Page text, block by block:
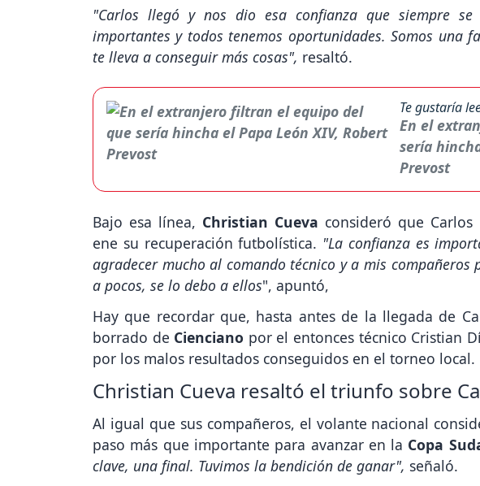
"Carlos llegó y nos dio esa confianza que siempre
importantes y todos tenemos oportunidades. Somos una
te lleva a conseguir más cosas", resaltó.
Te gustaría
En el
sería
Prevost
Bajo esa línea, Christian Cueva consideró que
ene su recuperación futbolística. "La confianza es
agradecer mucho al comando técnico y a mis compañeros
a pocos, se lo debo a ellos", apuntó,
Hay que recordar que, hasta antes de la llegada de
borrado de Cienciano por el entonces técnico Cristian
por los malos resultados conseguidos en el torneo local.
Christian Cueva resaltó el triunfo sobre
Al igual que sus compañeros, el volante nacional
paso más que importante para avanzar en la Copa
clave, una final. Tuvimos la bendición de ganar", señaló.